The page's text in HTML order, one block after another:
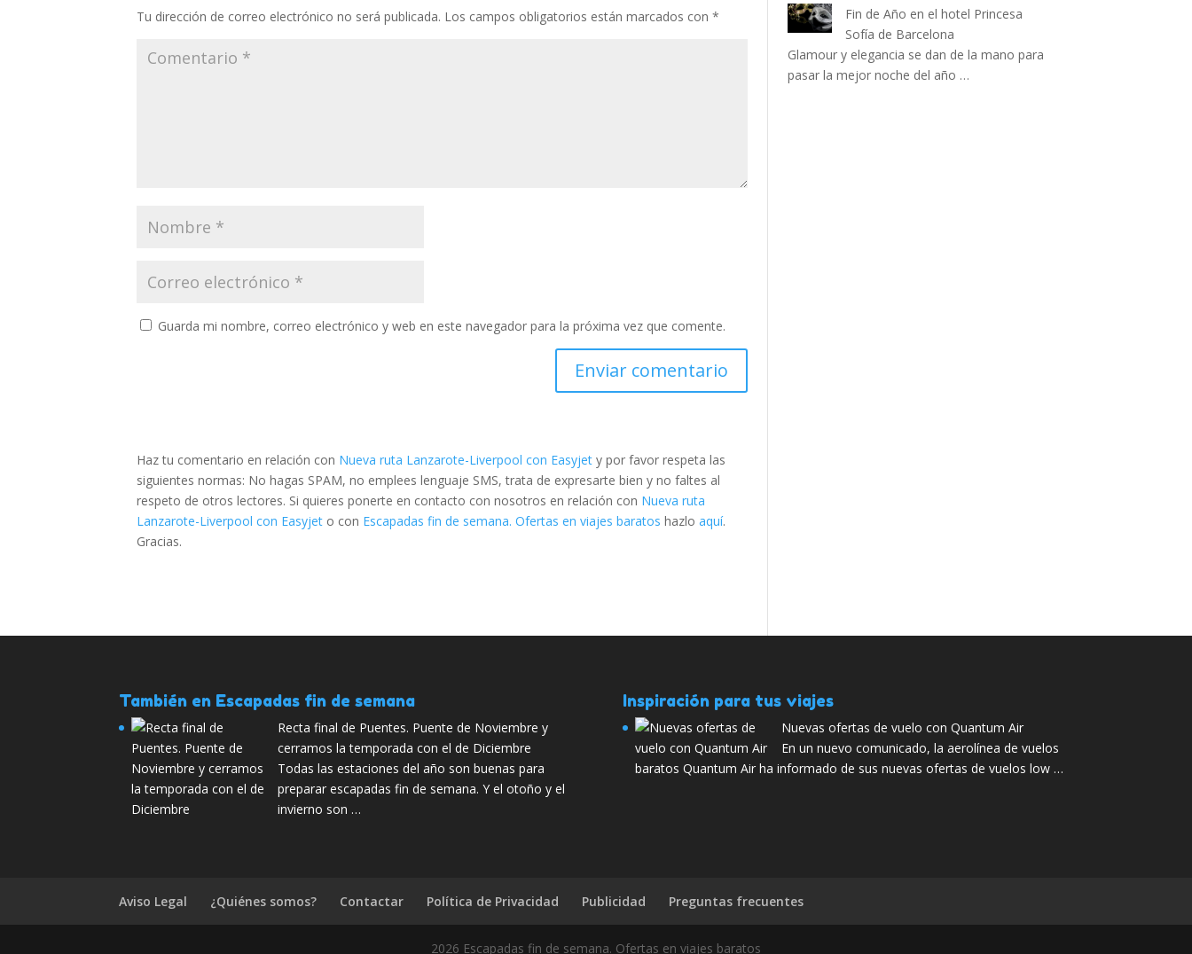
Tu dirección de correo electrónico no será publicada. Los campos obligatorios están marcados con*
Guarda mi nombre, correo electrónico y web en este navegador para la próxima vez que comente.
Haz tu comentario en relación con Nueva ruta Lanzarote-Liverpool con Easyjet y por favor respeta las
siguientes normas: No hagas SPAM, no emplees lenguaje SMS, trata de expresarte bien y no faltes al
respeto de otros lectores. Si quieres ponerte en contacto con nosotros en relación con Nueva ruta
Lanzarote-Liverpool con Easyjet o con Escapadas fin de semana. Ofertas en viajes baratos hazloaquí.
Gracias.
Fin de Año en el hotel Princesa
Sofía de Barcelona
Glamour y elegancia se dan de la mano para
pasar la mejor noche del año …
También en Escapadas fin de semana
Recta final de Puentes. Puente de Noviembre y
cerramos la temporada con el de Diciembre
Todas las estaciones del año son buenas para
preparar escapadas fin de semana. Y el otoño y el
invierno son …
Inspiración para tus viajes
Nuevas ofertas de vuelo con Quantum Air
En un nuevo comunicado, la aerolínea de vuelos
baratos Quantum Air ha informado de sus nuevas ofertas de vuelos low …
Aviso Legal ¿Quiénes somos? Contactar Política de Privacidad Publicidad Preguntas frecuentes
2026 Escapadas fin de semana. Ofertas en viajes baratos